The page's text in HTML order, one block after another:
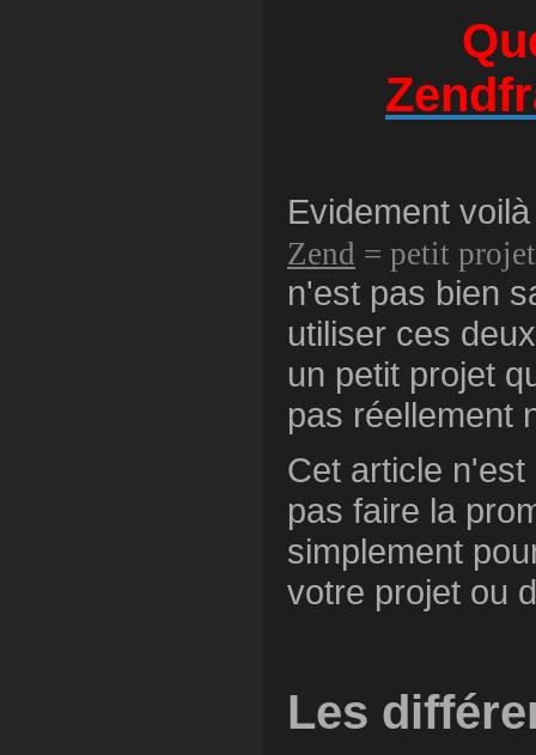
Evidement
Zend = petit
n'est pas bien
utiliser ces
un petit projet
pas réellement
Cet article
pas faire la
simplement
votre projet ou
Les